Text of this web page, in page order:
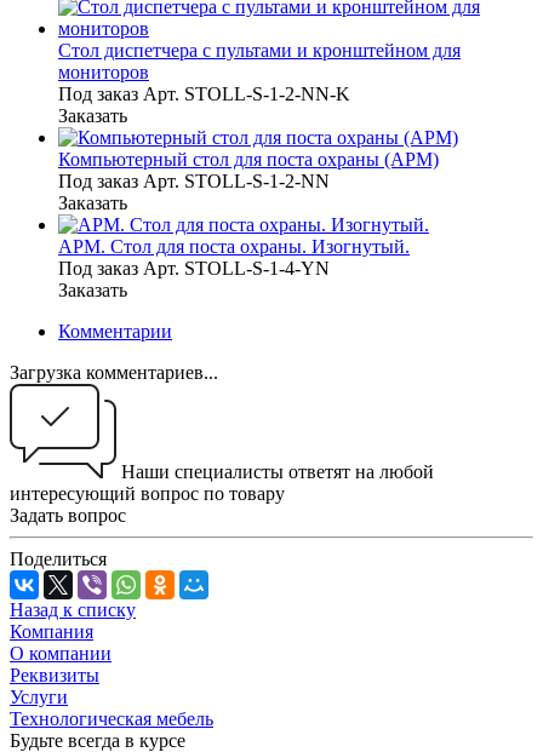
Стол диспетчера с пультами и кронштейном для
мониторов
Под заказ Арт. STOLL-S-1-2-NN-K
Заказать
Компьютерный стол для поста охраны (АРМ)
Под заказ Арт. STOLL-S-1-2-NN
Заказать
АРМ. Стол для поста охраны. Изогнутый.
Под заказ Арт. STOLL-S-1-4-YN
Заказать
Комментарии
Загрузка комментариев...
Наши специалисты ответят на любой
интересующий вопрос по товару
Задать вопрос
Поделиться
Назад к списку
Компания
О компании
Реквизиты
Услуги
Технологическая мебель
Будьте всегда в курсе